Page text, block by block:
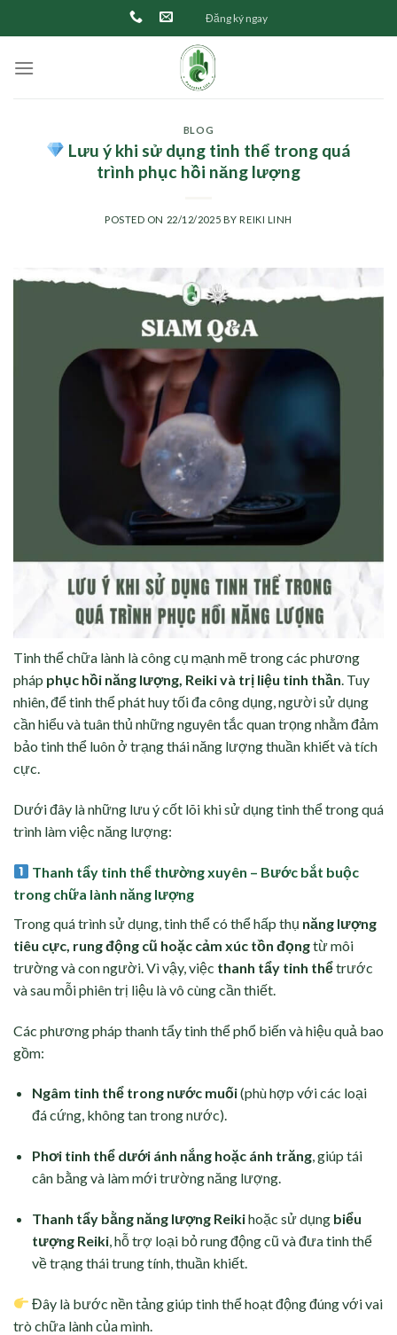
to
Đăng ký ngay
BLOG
Lưu ý khi sử dụng tinh thể trong quá
trình phục hồi năng lượng
POSTED ON 22/12/2025 BYREIKI LINH
Tinh thể chữa lành là công cụ mạnh mẽ trong các phương
pháp phục hồi năng lượng, Reiki và trị liệu tinh thần. Tuy
nhiên, để tinh thể phát huy tối đa công dụng, người sử dụng
cần hiểu và tuân thủ những nguyên tắc quan trọng nhằm đảm
bảo tinh thể luôn ở trạng thái năng lượng thuần khiết và tích
cực.
Dưới đây là những lưu ý cốt lõi khi sử dụng tinh thể trong quá
trình làm việc năng lượng:
Thanh tẩy tinh thể thường xuyên – Bước bắt buộc
trong chữa lành năng lượng
Trong quá trình sử dụng, tinh thể có thể hấp thụ năng lượng
tiêu cực, rung động cũ hoặc cảm xúc tồn đọngtừ môi
trường và con người. Vì vậy, việc thanh tẩy tinh thểtrước
và sau mỗi phiên trị liệu là vô cùng cần thiết.
Các phương pháp thanh tẩy tinh thể phổ biến và hiệu quả bao
gồm:
Ngâm tinh thể trong nước muối(phù hợp với các loại
đá cứng, không tan trong nước).
Phơi tinh thể dưới ánh nắng hoặc ánh trăng, giúp tái
cân bằng và làm mới trường năng lượng.
Thanh tẩy bằng năng lượng Reikihoặc sử dụng biểu
tượng Reiki, hỗ trợ loại bỏ rung động cũ và đưa tinh thể
về trạng thái trung tính, thuần khiết.
Đây là bước nền tảng giúp tinh thể hoạt động đúng với vai
trò chữa lành của mình.